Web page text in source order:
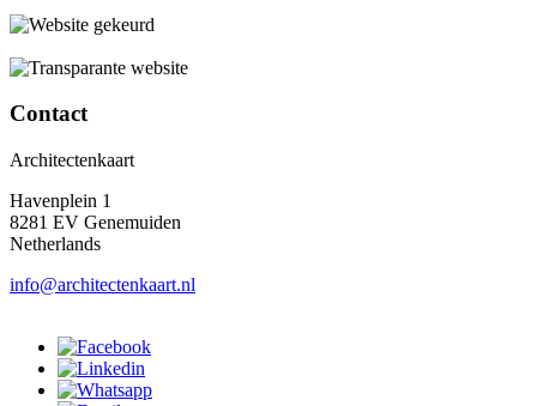
Contact
Architectenkaart
Havenplein 1
8281 EV Genemuiden
Netherlands
info@architectenkaart.nl